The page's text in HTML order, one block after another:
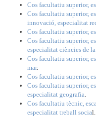
Cos facultatiu superior,
Cos facultatiu superior,
innovació, especialitat
Cos facultatiu superior,
Cos facultatiu superior,
especialitat ciències de
Cos facultatiu superior,
mar.
Cos facultatiu superior,
Cos facultatiu superior,
especialitat geografia.
Cos facultatiu tècnic,
especialitat treball social.